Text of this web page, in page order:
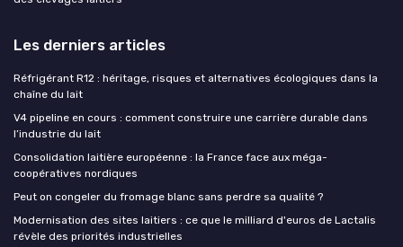
Les derniers articles
Réfrigérant R12 : héritage, risques et alternatives écologiques dans la
chaîne du lait
V4 pipeline en cours : comment construire une carrière durable dans
l’industrie du lait
Consolidation laitière européenne : la France face aux méga-
coopératives nordiques
Peut on congeler du fromage blanc sans perdre sa qualité ?
Modernisation des sites laitiers : ce que le milliard d'euros de Lactalis
révèle des priorités industrielles